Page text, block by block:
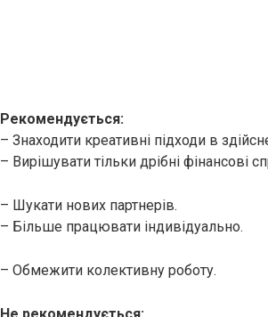
Рекомендується:
– Знаходити креативні підходи в
– Вирішувати тільки дрібні фінансові
– Шукати нових партнерів.
– Більше працювати індивідуально.
– Обмежити колективну роботу.